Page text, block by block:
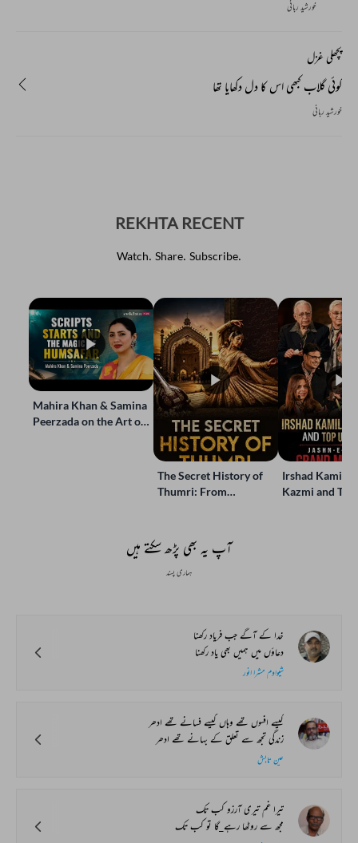
خورشید ربانی
پچھلی غزل
کوئی گلاب کبھی اس کا دل دکھایا تھا
خورشید ربانی
REKHTA RECENT
Watch. Share. Subscribe.
Mahira Khan & Samina
Peerzada on the Art of
The Secret History of
Thumri: From
Irshad Kamil,
Kazmi and
آپ یہ بھی پڑھ سکتے ہیں
ہماری پسند
خدا کے آگے جب فریاد رکھنا
دعاؤں میں ہمیں بھی یاد رکھنا
شیواوم مشرا انور
کیسے افسوں تھے وہاں کیسے فسانے تھے ادھر
زندگی تجھ سے تعلق کے بہانے تھے ادھر
عین تابش
تیرا غم تیری آرزو کب تک
مجھ سے روٹھا رہے_گا تو کب تک